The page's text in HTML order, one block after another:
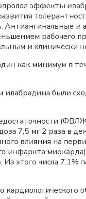
эффекты
Антиангинальные
рабочего
и клинически
как минимум в
ивабрадина были
7,5 мг 2 раза в
влияния на
инфаркта
этого числа 7,1%